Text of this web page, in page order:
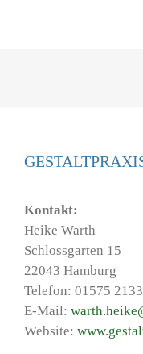
Kontakt:
Heike Warth
Schlossgarten 15
22043 Hamburg
Telefon: 01575
E-Mail:
Website: